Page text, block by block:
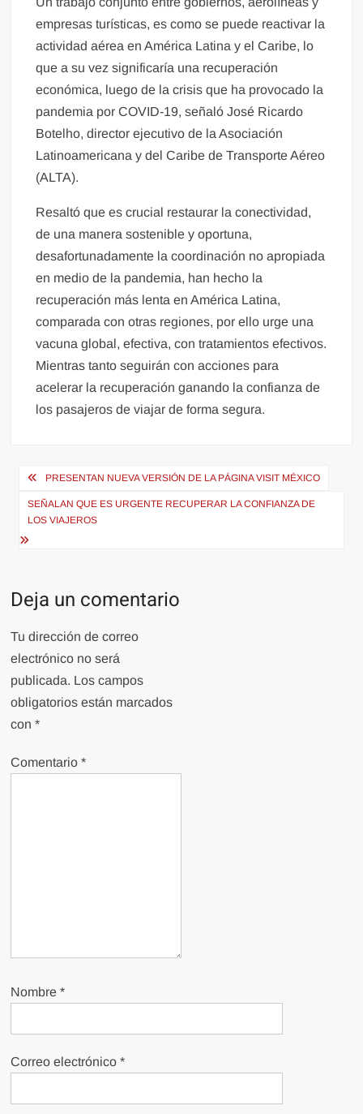
empresas turísticas, es como se puede reactivar la
actividad aérea en América Latina y el Caribe, lo
que a su vez significaría una recuperación
económica, luego de la crisis que ha provocado la
pandemia por COVID-19, señaló José Ricardo
Botelho, director ejecutivo de la Asociación
Latinoamericana y del Caribe de Transporte Aéreo
(ALTA).
Resaltó que es crucial restaurar la conectividad,
de una manera sostenible y oportuna,
desafortunadamente la coordinación no apropiada
en medio de la pandemia, han hecho la
recuperación más lenta en América Latina,
comparada con otras regiones, por ello urge una
vacuna global, efectiva, con tratamientos efectivos.
Mientras tanto seguirán con acciones para
acelerar la recuperación ganando la confianza de
los pasajeros de viajar de forma segura.
Navegación
de
entradas
PRESENTAN NUEVA VERSIÓN DE LA PÁGINA VISIT MÉXICO
SEÑALAN QUE ES URGENTE RECUPERAR LA CONFIANZA DE
LOS VIAJEROS
Deja un comentario
Tu dirección de correo
electrónico no será
publicada. Los campos
obligatorios están marcados
con*
Comentario*
Nombre*
Correo electrónico*